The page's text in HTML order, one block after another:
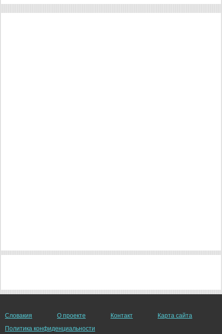
Словакия О проекте Контакт
Карта сайта
Политика конфиденциальности